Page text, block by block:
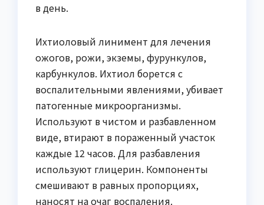
в день.
Ихтиоловый линимент для лечения
ожогов, рожи, экземы, фурункулов,
карбункулов. Ихтиол борется с
воспалительными явлениями, убивает
патогенные микроорганизмы.
Используют в чистом и разбавленном
виде, втирают в пораженный участок
каждые 12 часов. Для разбавления
используют глицерин. Компоненты
смешивают в равных пропорциях,
наносят на очаг воспаления.